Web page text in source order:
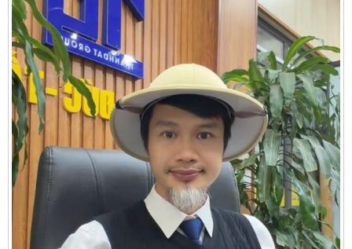
Cần thuê MBKD tại Phường Lĩnh Nam
Cần thuê MBKD tại Phường Hồng Hà
Cần thuê MBKD tại Phường Láng
Cần thuê MBKD tại Phường Văn Miếu
Cần thuê MBKD tại Phường Kim Liên
Cần thuê MBKD tại Phường Bạch Mai
Cần thuê MBKD tại Phường Vĩnh Tuy